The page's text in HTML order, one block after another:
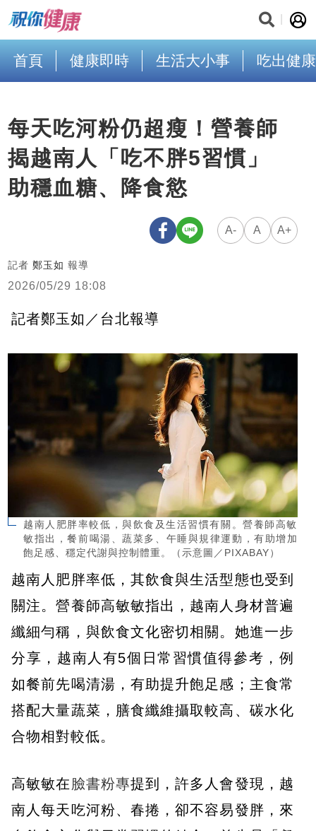
首頁 健康即時 生活大小事 吃出健康
每天吃河粉仍超瘦！營養師
揭越南人「吃不胖5習慣」
助穩血糖、降食慾
A- A A+
記者 鄭玉如 報導
2026/05/29 18:08
記者鄭玉如／台北報導
越南人肥胖率較低，與飲食及生活習慣有關。營養師高敏
敏指出，餐前喝湯、蔬菜多、午睡與規律運動，有助增加
飽足感、穩定代謝與控制體重。（示意圖／PIXABAY）
越南人肥胖率低，其飲食與生活型態也受到
關注。營養師高敏敏指出，越南人身材普遍
纖細勻稱，與飲食文化密切相關。她進一步
分享，越南人有5個日常習慣值得參考，例
如餐前先喝清湯，有助提升飽足感；主食常
搭配大量蔬菜，膳食纖維攝取較高、碳水化
合物相對較低。
高敏敏在 臉書粉專提到，許多人會發現，越
南人每天吃河粉、春捲，卻不容易發胖，來